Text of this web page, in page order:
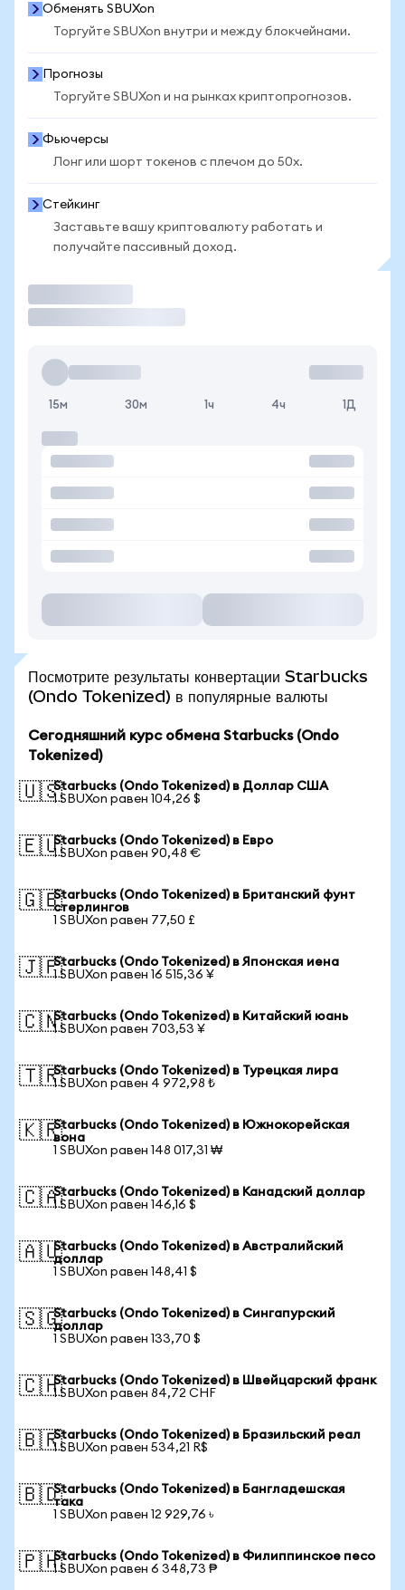
Обменять SBUXon
Торгуйте SBUXon внутри и между блокчейнами.
Прогнозы
Торгуйте SBUXon и на рынках криптопрогнозов.
Фьючерсы
Лонг или шорт токенов с плечом до 50x.
Стейкинг
Заставьте вашу криптовалюту работать и
получайте пассивный доход.
15м 30м 1ч 4ч 1Д
Посмотрите результаты конвертации Starbucks
(Ondo Tokenized) в популярные валюты
Сегодняшний курс обмена Starbucks (Ondo
Tokenized)
🇺🇸Starbucks (Ondo Tokenized) в Доллар США
1 SBUXon равен 104,26 $
🇪🇺Starbucks (Ondo Tokenized) в Евро
1 SBUXon равен 90,48 €
🇬🇧Starbucks (Ondo Tokenized) в Британский фунт
стерлингов
1 SBUXon равен 77,50 £
🇯🇵Starbucks (Ondo Tokenized) в Японская иена
1 SBUXon равен 16 515,36 ¥
🇨🇳Starbucks (Ondo Tokenized) в Китайский юань
1 SBUXon равен 703,53 ¥
🇹🇷Starbucks (Ondo Tokenized) в Турецкая лира
1 SBUXon равен 4 972,98 ₺
🇰🇷Starbucks (Ondo Tokenized) в Южнокорейская
вона
1 SBUXon равен 148 017,31 ₩
🇨🇦Starbucks (Ondo Tokenized) в Канадский доллар
1 SBUXon равен 146,16 $
🇦🇺Starbucks (Ondo Tokenized) в Австралийский
доллар
1 SBUXon равен 148,41 $
🇸🇬Starbucks (Ondo Tokenized) в Сингапурский
доллар
1 SBUXon равен 133,70 $
🇨🇭Starbucks (Ondo Tokenized) в Швейцарский франк
1 SBUXon равен 84,72 CHF
🇧🇷Starbucks (Ondo Tokenized) в Бразильский реал
1 SBUXon равен 534,21 R$
🇧🇩Starbucks (Ondo Tokenized) в Бангладешская
така
1 SBUXon равен 12 929,76 ৳
🇵🇭Starbucks (Ondo Tokenized) в Филиппинское песо
1 SBUXon равен 6 348,73 ₱